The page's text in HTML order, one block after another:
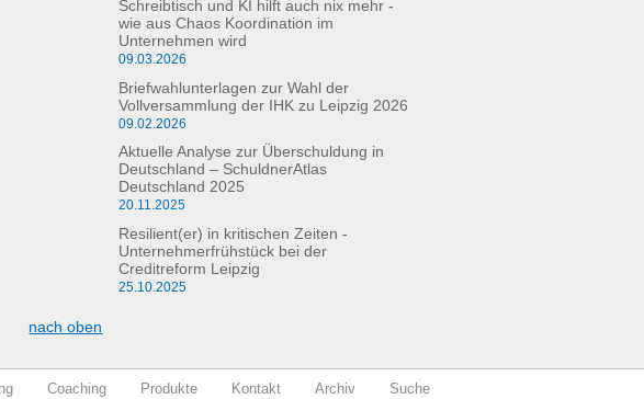
Schreibtisch und KI hilft auch nix mehr -
wie aus Chaos Koordination im
Unternehmen wird
09.03.2026
Briefwahlunterlagen zur Wahl der
Vollversammlung der IHK zu Leipzig 2026
09.02.2026
Aktuelle Analyse zur Überschuldung in
Deutschland – SchuldnerAtlas
Deutschland 2025
20.11.2025
Resilient(er) in kritischen Zeiten -
Unternehmerfrühstück bei der
Creditreform Leipzig
25.10.2025
nach oben
Coaching Produkte Kontakt Archiv Suche